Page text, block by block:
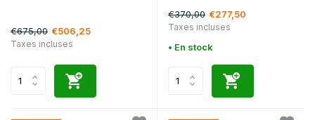
€675,00 €506,25
Taxes incluses
€370,00 €277,50
Taxes incluses
• En stock